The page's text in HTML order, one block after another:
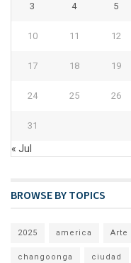
3 4 5
10 11 12
17 18 19
24 25 26
31
« Jul
BROWSE BY TOPICS
2025 america Arte
changoonga ciudad